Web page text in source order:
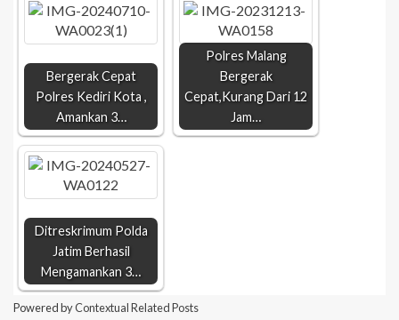
Bergerak Cepat
Polres Kediri Kota ,
Amankan 3…
Polres Malang
Bergerak
Cepat,Kurang Dari 12
Jam…
Ditreskrimum Polda
Jatim Berhasil
Mengamankan 3…
Powered byContextual Related Posts